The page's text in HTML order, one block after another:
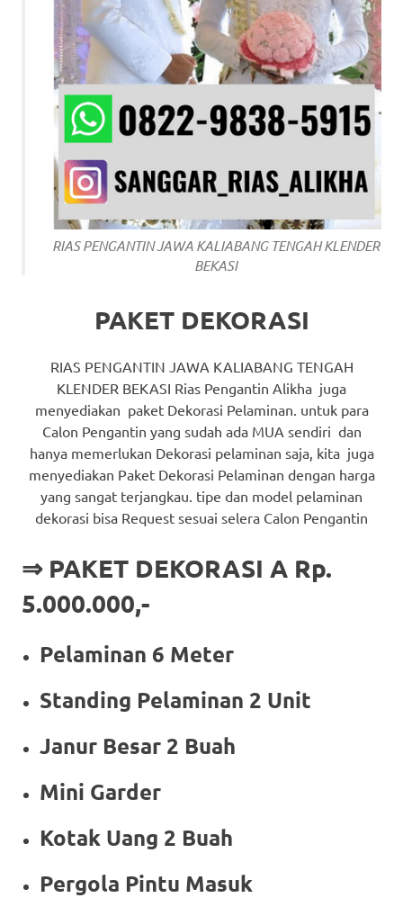
RIAS PENGANTIN JAWA KALIABANG TENGAH KLENDER
BEKASI
PAKET DEKORASI
RIAS PENGANTIN JAWA KALIABANG TENGAH
KLENDER BEKASI Rias Pengantin Alikha juga
menyediakan paket Dekorasi Pelaminan. untuk para
Calon Pengantin yang sudah ada MUA sendiri dan
hanya memerlukan Dekorasi pelaminan saja, kita juga
menyediakan Paket Dekorasi Pelaminan dengan harga
yang sangat terjangkau. tipe dan model pelaminan
dekorasi bisa Request sesuai selera Calon Pengantin
⇒ PAKET DEKORASI A Rp.
5.000.000,-
Pelaminan 6 Meter
Standing Pelaminan 2 Unit
Janur Besar 2 Buah
Mini Garder
Kotak Uang 2 Buah
Pergola Pintu Masuk